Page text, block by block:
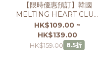
【限時優惠預訂】韓國
MELTING HEART CLUB
MELTING 天使翼 / 星星耳
環
HK$109.00 ~
HK$139.00
HK$159.00 8.5折